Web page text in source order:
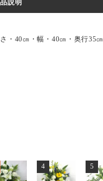
説明
・40㎝・幅・40㎝・奥行35㎝
4 5